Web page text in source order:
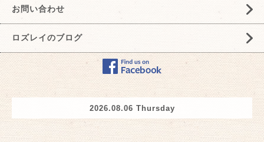
お問い合わせ
ロズレイのブログ
2026.08.06 Thursday